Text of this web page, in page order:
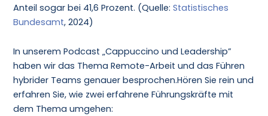
Anteil sogar bei 41,6 Prozent. (Quelle:Statistisches
Bundesamt, 2024)
In unserem Podcast „Cappuccino und Leadership”
haben wir das Thema Remote-Arbeit und das Führen
hybrider Teams genauer besprochen.Hören Sie rein und
erfahren Sie, wie zwei erfahrene Führungskräfte mit
dem Thema umgehen: